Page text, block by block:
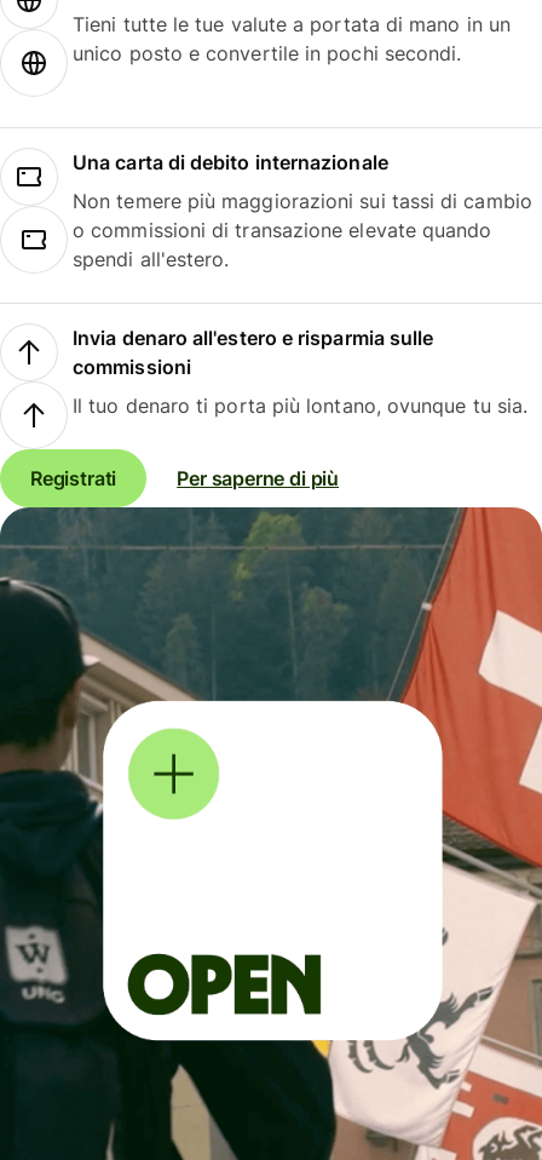
Tieni tutte le tue valute a portata di mano in un
unico posto e convertile in pochi secondi.
Una carta di debito internazionale
Non temere più maggiorazioni sui tassi di cambio
o commissioni di transazione elevate quando
spendi all'estero.
Invia denaro all'estero e risparmia sulle
commissioni
Il tuo denaro ti porta più lontano, ovunque tu sia.
Registrati Per saperne di più